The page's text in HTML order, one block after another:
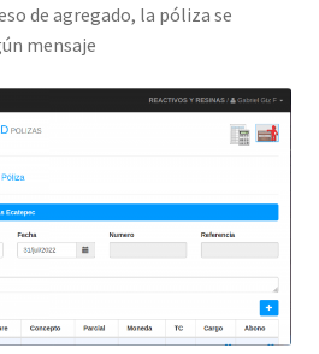
de agregado, la póliza se
mensaje